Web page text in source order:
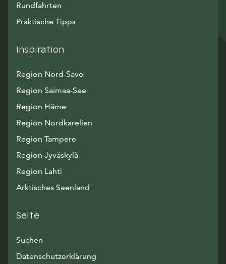
Rundfahrten
Praktische Tipps
Inspiration
Region Nord-Savo
Region Saimaa-See
Region Häme
Region Nordkarelien
Region Tampere
Region Jyväskylä
Region Lahti
Arktisches Seenland
Seite
Suchen
Datenschutzerklärung